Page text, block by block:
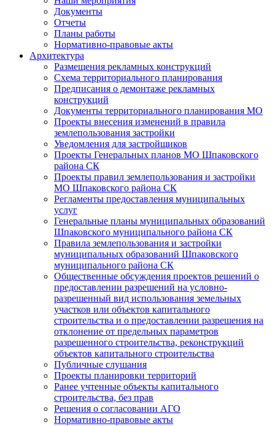
Документы
Отчеты
Планы работы
Нормативно-правовые акты
Архитектура
Размещения рекламных конструкций
Схема территориального планирования
Предписания о демонтаже рекламных
конструкций
Документы территориального планирования МО
Проекты внесения изменений в правила
землепользования застройки
Уведомления для застройщиков
Проекты Генеральных планов МО Шпаковского
района СК
Проекты правил землепользования и застройки
МО Шпаковского района СК
Регламенты предоставления муниципальных
услуг
Генеральные планы муниципальных образований
Шпаковского муниципального района СК
Правила землепользования и застройки
муниципальных образований Шпаковского
муниципального района СК
Общественные обсуждения проектов решений о
предоставлении разрешений на условно-
разрешенный вид использования земельных
участков или объектов капитального
строительства и о предоставлении разрешения на
отклонение от предельных параметров
разрешенного строительства, реконструкций
объектов капитального строительства
Публичные слушания
Проекты планировки территорий
Ранее учтенные объекты капитального
строительства, без прав
Решения о согласовании АГО
Нормативно-правовые акты